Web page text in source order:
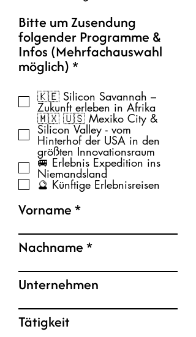
Bitte um Zusendung
folgender Programme &
Infos (Mehrfachauswahl
möglich)*P
l
i
c
h
t
f
e
l
d
🇰🇪 Silicon Savannah –
Zukunft erleben in Afrika
🇲🇽 🇺🇸 Mexiko City &
Silicon Valley - vom
Hinterhof der USA in den
größten Innovationsraum
🚐 Erlebnis Expedition ins
Niemandsland
🔮 Künftige Erlebnisreisen
Vorname
Nachname
Unternehmen
Tätigkeit